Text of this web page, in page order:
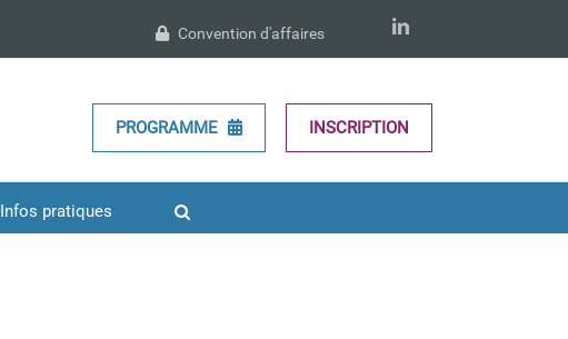
LinkedIn
Convention d'affaires
PROGRAMME INSCRIPTION
Infos pratiques